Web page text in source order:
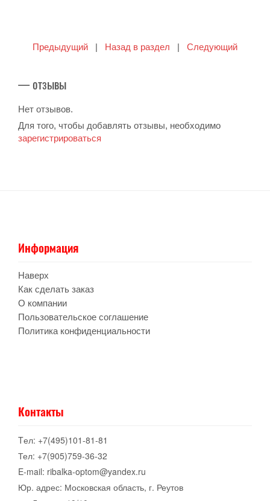
Предыдущий | Назад в раздел | Следующий
— отзывы
Нет отзывов.
Для того, чтобы добавлять отзывы, необходимо
зарегистрироваться
Информация
Наверх
Как сделать заказ
О компании
Пользовательское соглашение
Политика конфиденциальности
Контакты
Tел: +7(495)101-81-81
Тел: +7(905)759-36-32
E-mail: ribalka-optom@yandex.ru
Юр. адрес: Московская область, г. Реутов